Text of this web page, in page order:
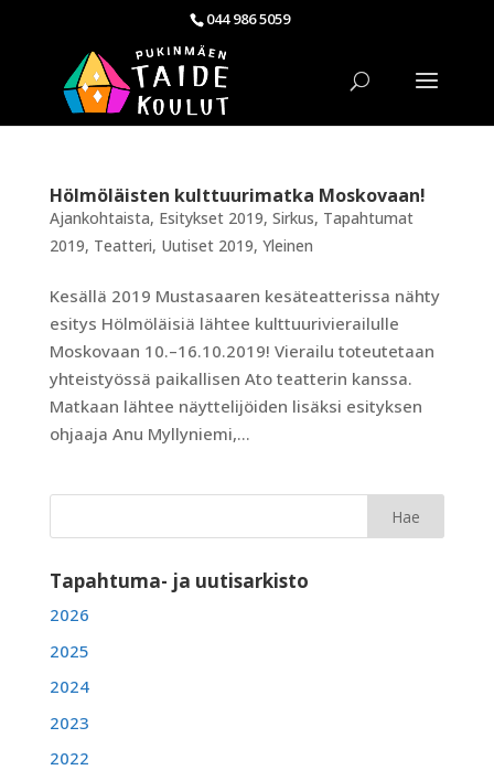
044 986 5059
Hölmöläisten kulttuurimatka Moskovaan!
Ajankohtaista, Esitykset 2019, Sirkus, Tapahtumat
2019, Teatteri, Uutiset 2019, Yleinen
Kesällä 2019 Mustasaaren kesäteatterissa nähty
esitys Hölmöläisiä lähtee kulttuurivierailulle
Moskovaan 10.–16.10.2019! Vierailu toteutetaan
yhteistyössä paikallisen Ato teatterin kanssa.
Matkaan lähtee näyttelijöiden lisäksi esityksen
ohjaaja Anu Myllyniemi,...
Tapahtuma- ja uutisarkisto
2026
2025
2024
2023
2022